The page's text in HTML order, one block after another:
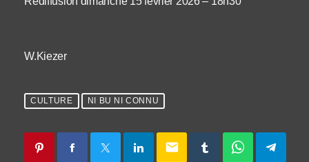
W.Kiezer
CULTURE NI BU NI CONNU
email